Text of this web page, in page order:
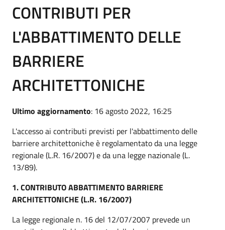
CONTRIBUTI PER
L'ABBATTIMENTO DELLE
BARRIERE
ARCHITETTONICHE
Ultimo aggiornamento: 16 agosto 2022, 16:25
L'accesso ai contributi previsti per l'abbattimento delle
barriere architettoniche è regolamentato da una legge
regionale (L.R. 16/2007) e da una legge nazionale (L.
13/89).
1. CONTRIBUTO ABBATTIMENTO BARRIERE
ARCHITETTONICHE (L.R. 16/2007)
La legge regionale n. 16 del 12/07/2007 prevede un